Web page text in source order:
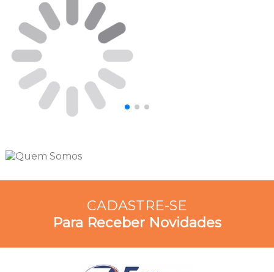
CADASTRE-SE
Para Receber Novidades